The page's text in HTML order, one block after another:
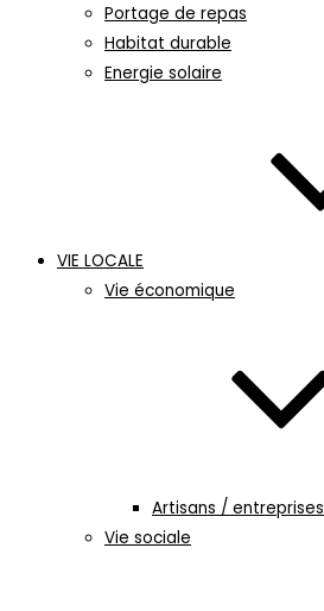
Portage de repas
Habitat durable
Energie solaire
VIE LOCALE
Vie économique
Artisans / entreprises
Vie sociale